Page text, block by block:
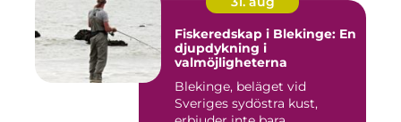
Fiskeredskap i Blekinge: En
djupdykning i
valmöjligheterna
Blekinge, beläget vid
Sveriges sydöstra kust,